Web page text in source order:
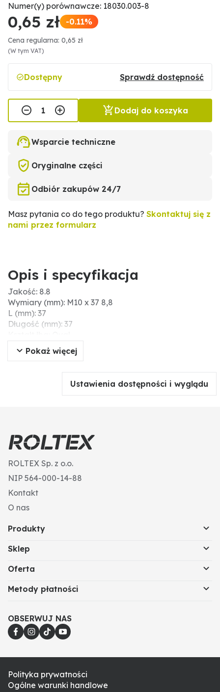
Numer(y) porównawcze: 18030.003-8
0,65 zł -0.11%
Cena regularna: 0,65 zł
(W tym VAT)
Dostępny Sprawdź dostępność
Dodaj do koszyka
Wsparcie techniczne
Oryginalne części
Odbiór zakupów 24/7
Masz pytania co do tego produktu? Skontaktuj się z
nami przez formularz
Opis i specyfikacja
Jakość: 8.8
Wymiary (mm): M10 x 37 8,8
L (mm): 37
Długość (mm): 37
Gwint: M10
Pokaż więcej
Ustawienia dostępności i wyglądu
ROLTEX Sp. z o.o.
NIP 564-000-14-88
Kontakt
O nas
Produkty
Sklep
Oferta
Metody płatności
OBSERWUJ NAS
Polityka prywatności
Ogólne warunki handlowe